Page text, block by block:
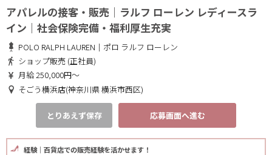
アパレルの接客・販売｜ラルフ ローレン レディースラ
イン｜社会保険完備・福利厚生充実
POLO RALPH LAUREN｜ポロ ラルフ ローレン
ショップ販売 (正社員)
月給 250,000円～
そごう横浜店(神奈川県 横浜市西区)
とりあえず保存 応募画面へ進む
経験｜百貨店での販売経験を活かせます！